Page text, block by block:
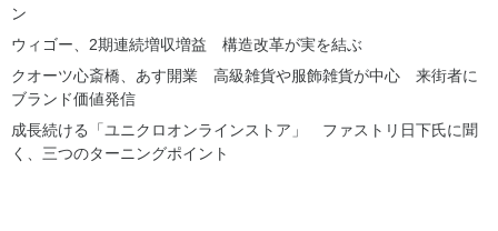
ン
ウィゴー、2期連続増収増益 構造改革が実を結ぶ
クオーツ心斎橋、あす開業 高級雑貨や服飾雑貨が中心 来街者に
ブランド価値発信
成長続ける「ユニクロオンラインストア」 ファストリ日下氏に聞
く、三つのターニングポイント